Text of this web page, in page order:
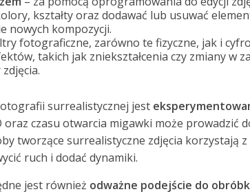
kształty oraz dodawać lub usuwać
nowych kompozycji.
fotograficzne, zarówno te fizyczne, jak i
takich jak zniekształcenia czy zmiany w
surrealistycznej jest
oraz czasu otwarcia migawki może prowadzić
tworzące surrealistyczne zdjęcia korzystają
ruch i dodać dynamiki.
jest również odważne podejście do